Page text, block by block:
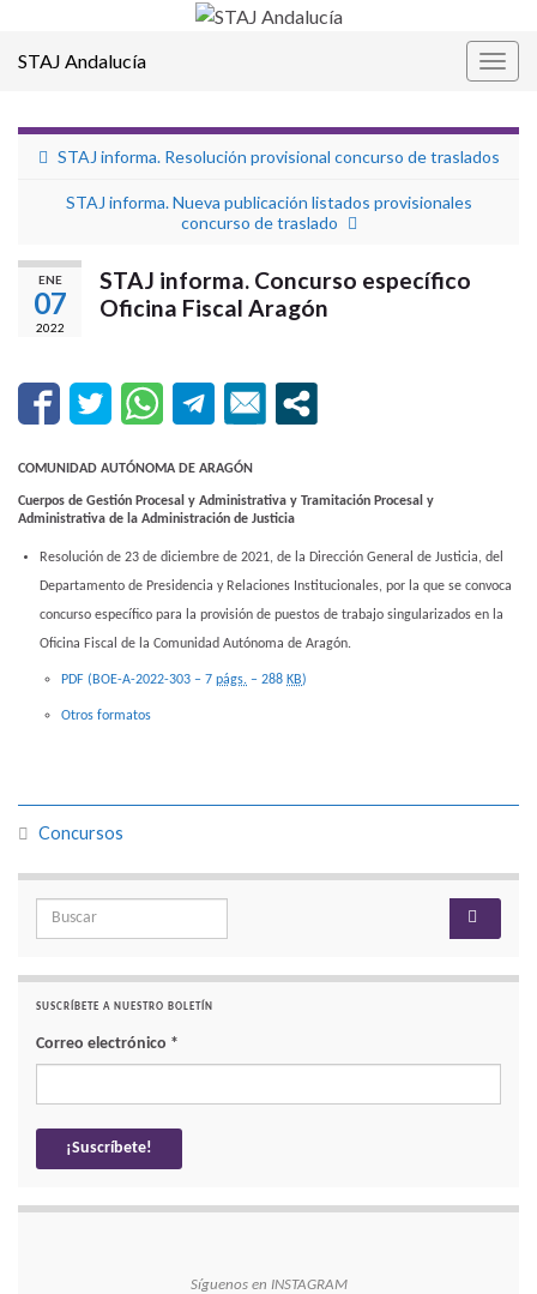
STAJ Andalucía
STAJ informa. Resolución provisional concurso de traslados
STAJ informa. Nueva publicación listados provisionales
concurso de traslado
ENE
07
2022
STAJ informa. Concurso específico
Oficina Fiscal Aragón
COMUNIDAD AUTÓNOMA DE ARAGÓN
Cuerpos de Gestión Procesal y Administrativa y Tramitación Procesal y
Administrativa de la Administración de Justicia
Resolución de 23 de diciembre de 2021, de la Dirección General de Justicia, del
Departamento de Presidencia y Relaciones Institucionales, por la que se convoca
concurso específico para la provisión de puestos de trabajo singularizados en la
Oficina Fiscal de la Comunidad Autónoma de Aragón.
PDF (BOE-A-2022-303 – 7 págs. – 288 KB)
Otros formatos
Concursos
Search for:
SUSCRÍBETE A NUESTRO BOLETÍN
Correo electrónico *
Síguenos en INSTAGRAM